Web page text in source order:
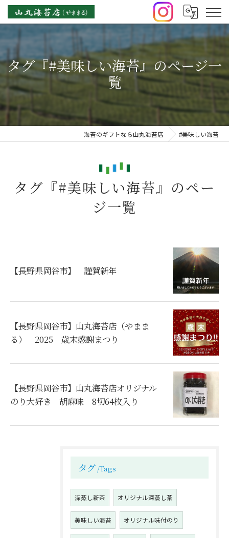
タグ『#美味しい海苔』のページ一
覧
海苔のギフトなら山丸海苔店 #美味しい海苔
タグ『#美味しい海苔』のペー
ジ一覧
【長野県岡谷市】 謹賀新年
【長野県岡谷市】山丸海苔店（やまま
る） 2025 歳末感謝まつり
【長野県岡谷市】山丸海苔店オリジナル
のり大好き 胡麻味 8切64枚入り
タグ Tags
深蒸し新茶 オリジナル深蒸し茶
美味しい海苔 オリジナル味付のり